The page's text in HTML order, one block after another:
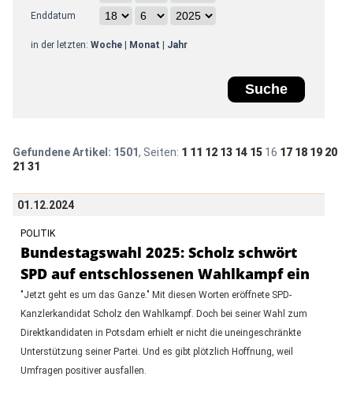
Enddatum
in der letzten: Woche| Monat Jahr
Gefundene Artikel: 1501, Seiten: 1 11 12 13 14 15 16 17 18 19 20
21 31
01.12.2024
POLITIK
Bundestagswahl 2025: Scholz schwört
SPD auf entschlossenen Wahlkampf ein
"Jetzt geht es um das Ganze." Mit diesen Worten eröffnete SPD-
Kanzlerkandidat Scholz den Wahlkampf. Doch bei seiner Wahl zum
Direktkandidaten in Potsdam erhielt er nicht die uneingeschränkte
Unterstützung seiner Partei. Und es gibt plötzlich Hoffnung, weil
Umfragen positiver ausfallen.